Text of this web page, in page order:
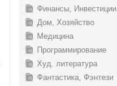
Финансы, Инвестиции
Дом, Хозяйство
Медицина
Программирование
Худ. литература
Фантастика, Фэнтези